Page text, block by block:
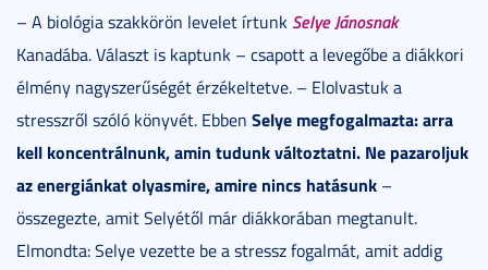
– A biológia szakkörön levelet írtunk Selye Jánosnak
Kanadába. Választ is kaptunk – csapott a levegőbe a diákkori
élmény nagyszerűségét érzékeltetve. – Elolvastuk a
stresszről szóló könyvét. Ebben Selye megfogalmazta: arra
kell koncentrálnunk, amin tudunk változtatni. Ne pazaroljuk
az energiánkat olyasmire, amire nincs hatásunk –
összegezte, amit Selyétől már diákkorában megtanult.
Elmondta: Selye vezette be a stressz fogalmát, amit addig